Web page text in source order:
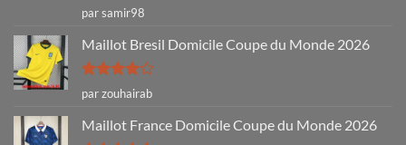
Note5sur
5
par samir98
Maillot Bresil Domicile Coupe du Monde 2026
Note4
sur 5
par zouhairab
Maillot France Domicile Coupe du Monde 2026